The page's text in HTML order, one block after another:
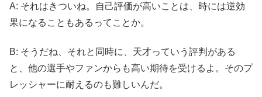
A: それはきついね。自己評価が高いことは、時には逆効
果になることもあるってことか。
B: そうだね、それと同時に、天才っていう評判がある
と、他の選手やファンからも高い期待を受けるよ。そのプ
レッシャーに耐えるのも難しいんだ。